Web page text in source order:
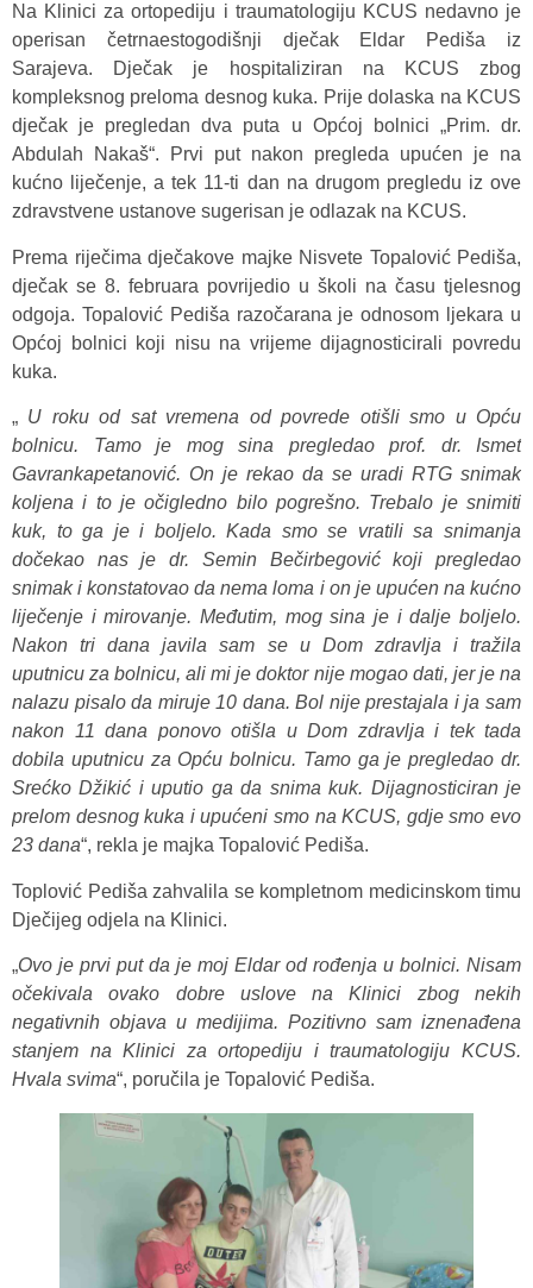
Na Klinici za ortopediju i traumatologiju KCUS nedavno je
operisan četrnaestogodišnji dječak Eldar Pediša iz
Sarajeva. Dječak je hospitaliziran na KCUS zbog
kompleksnog preloma desnog kuka. Prije dolaska na KCUS
dječak je pregledan dva puta u Općoj bolnici „Prim. dr.
Abdulah Nakaš“. Prvi put nakon pregleda upućen je na
kućno liječenje, a tek 11-ti dan na drugom pregledu iz ove
zdravstvene ustanove sugerisan je odlazak na KCUS.
Prema riječima dječakove majke Nisvete Topalović Pediša,
dječak se 8. februara povrijedio u školi na času tjelesnog
odgoja. Topalović Pediša razočarana je odnosom ljekara u
Općoj bolnici koji nisu na vrijeme dijagnosticirali povredu
kuka.
„ U roku od sat vremena od povrede otišli smo u Opću
bolnicu. Tamo je mog sina pregledao prof. dr. Ismet
Gavrankapetanović. On je rekao da se uradi RTG snimak
koljena i to je očigledno bilo pogrešno. Trebalo je snimiti
kuk, to ga je i boljelo. Kada smo se vratili sa snimanja
dočekao nas je dr. Semin Bečirbegović koji pregledao
snimak i konstatovao da nema loma i on je upućen na kućno
liječenje i mirovanje. Međutim, mog sina je i dalje boljelo.
Nakon tri dana javila sam se u Dom zdravlja i tražila
uputnicu za bolnicu, ali mi je doktor nije mogao dati, jer je na
nalazu pisalo da miruje 10 dana. Bol nije prestajala i ja sam
nakon 11 dana ponovo otišla u Dom zdravlja i tek tada
dobila uputnicu za Opću bolnicu. Tamo ga je pregledao dr.
Srećko Džikić i uputio ga da snima kuk. Dijagnosticiran je
prelom desnog kuka i upućeni smo na KCUS, gdje smo evo
23 dana“, rekla je majka Topalović Pediša.
Toplović Pediša zahvalila se kompletnom medicinskom timu
Dječijeg odjela na Klinici.
„Ovo je prvi put da je moj Eldar od rođenja u bolnici. Nisam
očekivala ovako dobre uslove na Klinici zbog nekih
negativnih objava u medijima. Pozitivno sam iznenađena
stanjem na Klinici za ortopediju i traumatologiju KCUS.
Hvala svima“, poručila je Topalović Pediša.